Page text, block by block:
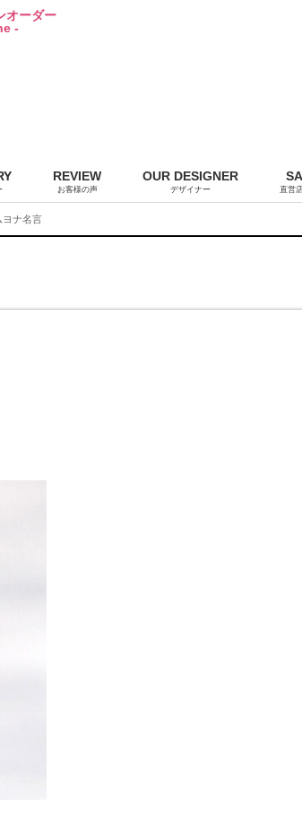
オーダー
-
REVIEW
お客様の声
OUR DESIGNER
デザイナー 直営
ヨナ名言